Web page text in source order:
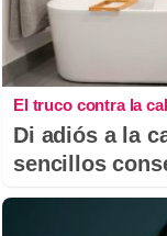
El truco contra la cal
Di adiós a la
sencillos